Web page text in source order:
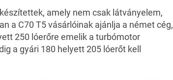
amely nem csak látványelem,
a C70 T5 vásárlóinak ajánlja a német cég,
250 lóerőre emelik a turbómotor
a gyári 180 helyett 205 lóerőt kell